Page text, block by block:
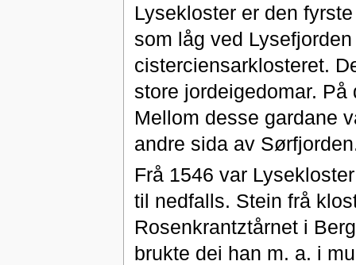
Lysekloster er den
som låg ved
cisterciensarklosteret.
store jordeigedomar.
Mellom desse gardane
andre sida av
Frå 1546 var
til nedfalls. Stein frå
Rosenkrantztårnet i
brukte dei han m. a. i